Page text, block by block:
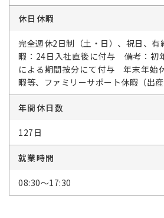
休日休暇
完全週休2日制（土・日）、祝日、
暇：24日入社直後に付与 備考：初
による期間按分にて付与 年末年始
暇等、ファミリーサポート休暇（出産
年間休日数
127日
就業時間
08:30～17:30